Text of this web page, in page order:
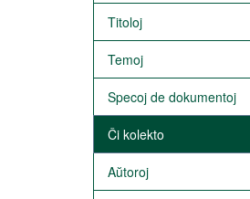
Titoloj
Temoj
Specoj de dokumentoj
Ĉi kolekto
Aŭtoroj